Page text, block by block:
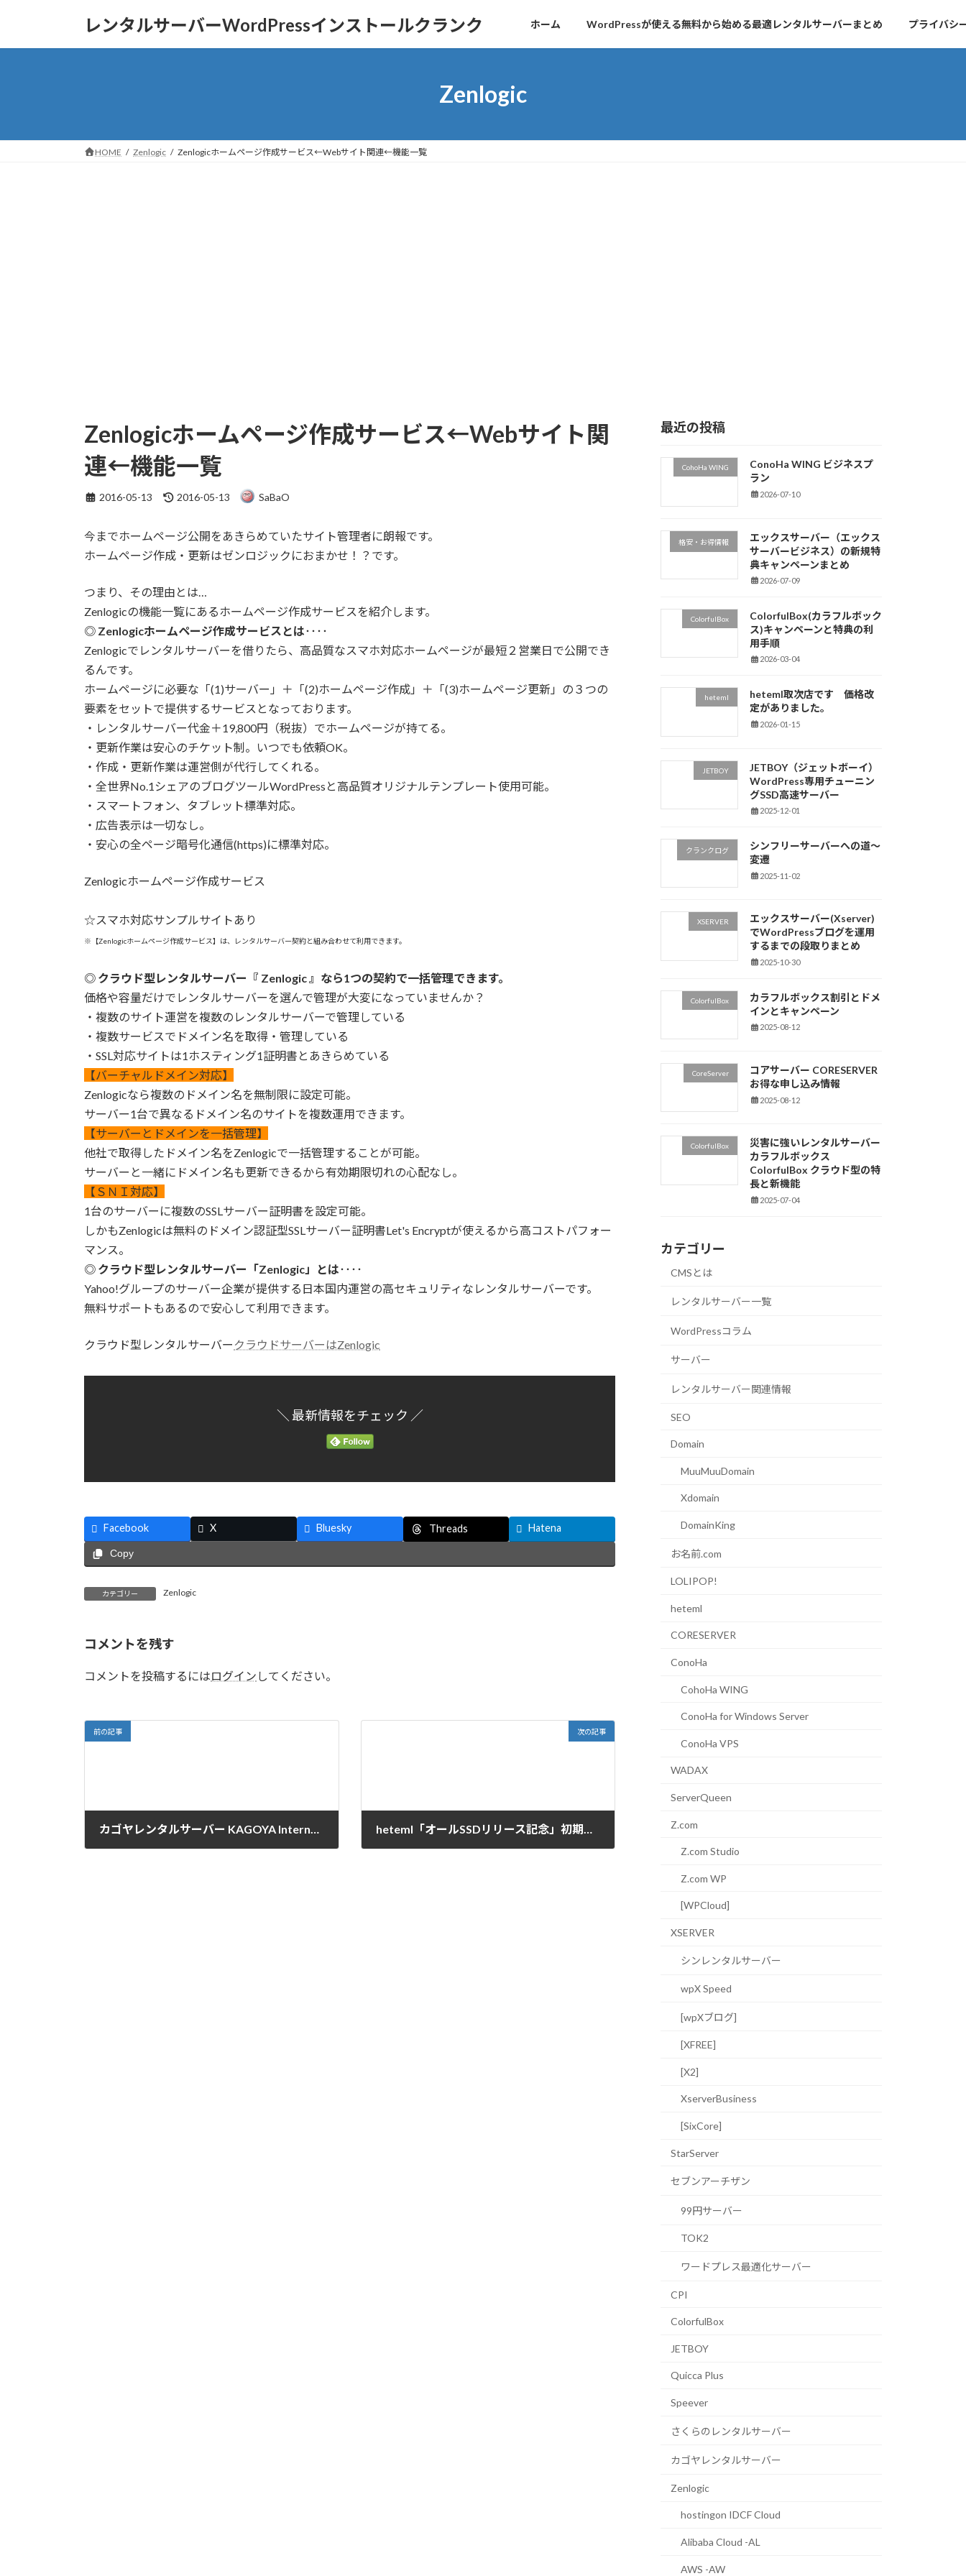
レンタルサーバーWordPressインストールクランク ホーム WordPressが使える無料から始める最適レンタルサーバーまとめ プライバシ
Zenlogic
HOME Zenlogic Zenlogicホームページ作成サービス←Webサイト関連←機能一覧
Zenlogicホームページ作成サービス←Webサイト関
連←機能一覧
2016-05-13
最
新
日
2016-05-13 SaBaO
今までホームページ公開をあきらめていたサイト管理者に朗報です。
ホームページ作成・更新はゼンロジックにおまかせ！？です。
つまり、その理由とは…
Zenlogicの機能一覧にあるホームページ作成サービスを紹介します。
◎ Zenlogicホームページ作成サービスとは‥‥
Zenlogicでレンタルサーバーを借りたら、高品質なスマホ対応ホームページが最短２営業日で公開でき
るんです。
ホームページに必要な「(1)サーバー」＋「(2)ホームページ作成」＋「(3)ホームページ更新」の３つの
要素をセットで提供するサービスとなっております。
・レンタルサーバー代金＋19,800円（税抜）でホームページが持てる。
・更新作業は安心のチケット制。いつでも依頼OK。
・作成・更新作業は運営側が代行してくれる。
・全世界No.1シェアのブログツールWordPressと高品質オリジナルテンプレート使用可能。
・スマートフォン、タブレット標準対応。
・広告表示は一切なし。
・安心の全ページ暗号化通信(https)に標準対応。
Zenlogicホームページ作成サービス
☆スマホ対応サンプルサイトあり
※【Zenlogicホームページ作成サービス】は、レンタルサーバー契約と組み合わせて利用できます。
◎ クラウド型レンタルサーバー『 Zenlogic 』なら1つの契約で一括管理できます。
価格や容量だけでレンタルサーバーを選んで管理が大変になっていませんか？
・複数のサイト運営を複数のレンタルサーバーで管理している
・複数サービスでドメイン名を取得・管理している
・SSL対応サイトは1ホスティング1証明書とあきらめている
【バーチャルドメイン対応】
Zenlogicなら複数のドメイン名を無制限に設定可能。
サーバー1台で異なるドメイン名のサイトを複数運用できます。
【サーバーとドメインを一括管理】
他社で取得したドメイン名をZenlogicで一括管理することが可能。
サーバーと一緒にドメイン名も更新できるから有効期限切れの心配なし。
【ＳＮＩ対応】
1台のサーバーに複数のSSLサーバー証明書を設定可能。
しかもZenlogicは無料のドメイン認証型SSLサーバー証明書Let's Encryptが使えるから高コストパフォー
マンス。
◎ クラウド型レンタルサーバー「Zenlogic」とは‥‥
Yahoo!グループのサーバー企業が提供する日本国内運営の高セキュリティなレンタルサーバーです。
無料サポートもあるので安心して利用できます。
クラウド型レンタルサーバー クラウドサーバーはZenlogic
＼ 最新情報をチェック ／
Facebook X Bluesky Threads Hatena
Copy
カテゴリー Zenlogic
コメントを残す
コメントを投稿するにはログイン してください。
前の記事
カゴヤレンタルサーバー KAGOYA Internet Routing
次の記事
heteml「オールSSDリリース記念」初期費用無料キャンペーン実施中！5.17まで
最近の投稿
CohoHa WING
ConoHa WING ビジネスプ
ラン
2026-07-10
格安・お得情報
エックスサーバー（エックス
サーバービジネス）の新規特
典キャンペーンまとめ
2026-07-09
ColorfulBox
ColorfulBox(カラフルボック
ス)キャンペーンと特典の利
用手順
2026-03-04
heteml
heteml取次店です 価格改
定がありました。
2026-01-15
JETBOY
JETBOY（ジェットボーイ）
WordPress専用チューニン
グSSD高速サーバー
2025-12-01
クランクログ
シンフリーサーバーへの道～
変遷
2025-11-02
XSERVER
エックスサーバー(Xserver)
でWordPressブログを運用
するまでの段取りまとめ
2025-10-30
ColorfulBox
カラフルボックス割引とドメ
インとキャンペーン
2025-08-12
CoreServer
コアサーバー CORESERVER
お得な申し込み情報
2025-08-12
ColorfulBox
災害に強いレンタルサーバー
カラフルボックス
ColorfulBox クラウド型の特
長と新機能
2025-07-04
カテゴリー
CMSとは
レンタルサーバー一覧
WordPressコラム
サーバー
レンタルサーバー関連情報
SEO
Domain
MuuMuuDomain
Xdomain
DomainKing
お名前.com
LOLIPOP!
heteml
CORESERVER
ConoHa
CohoHa WING
ConoHa for Windows Server
ConoHa VPS
WADAX
ServerQueen
Z.com
Z.com Studio
Z.com WP
[WPCloud]
XSERVER
シンレンタルサーバー
wpX Speed
[wpXブログ]
[XFREE]
[X2]
XserverBusiness
[SixCore]
StarServer
セブンアーチザン
99円サーバー
TOK2
ワードプレス最適化サーバー
CPI
ColorfulBox
JETBOY
Quicca Plus
Speever
さくらのレンタルサーバー
カゴヤレンタルサーバー
Zenlogic
hostingon IDCF Cloud
Alibaba Cloud -AL
AWS -AW